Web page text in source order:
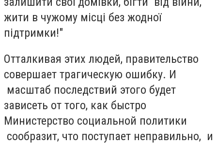
жити в чужому місці без жодної
підтримки!"
Отталкивая этих людей, правительство
совершает трагическую ошибку. И
масштаб последствий этого будет
зависеть от того, как быстро
Министерство социальной политики
сообразит, что поступает неправильно, и